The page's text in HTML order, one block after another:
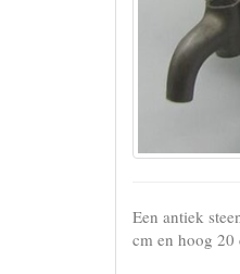
Een antiek
cm en hoog